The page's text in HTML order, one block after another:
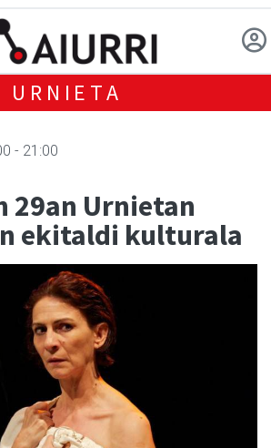
URNIETA
- 21:00
29an Urnietan
ekitaldi kulturala